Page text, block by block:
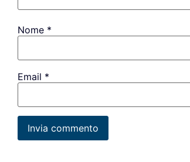
Nome *
Email *